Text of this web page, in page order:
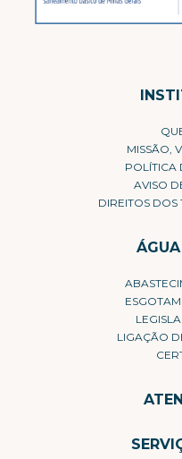
MISSÃO,
POLÍTICA
AVISO
DIREITOS DOS
LIGAÇÃO